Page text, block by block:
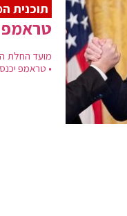
תוכנית
טראמפ
מועד החלת
• טראמפ